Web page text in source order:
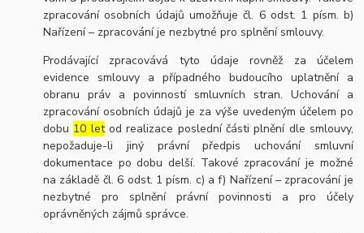
zpracování osobních údajů umožňuje čl. 6 odst. 1 písm. b)
Nařízení – zpracování je nezbytné pro splnění smlouvy.
Prodávající zpracovává tyto údaje rovněž za účelem
evidence smlouvy a případného budoucího uplatnění a
obranu práv a povinností smluvních stran. Uchování a
zpracování osobních údajů je za výše uvedeným účelem po
dobu 10 letod realizace poslední části plnění dle smlouvy,
nepožaduje-li jiný právní předpis uchování smluvní
dokumentace po dobu delší. Takové zpracování je možné
na základě čl. 6 odst. 1 písm. c) a f) Nařízení – zpracování je
nezbytné pro splnění právní povinnosti a pro účely
oprávněných zájmů správce.